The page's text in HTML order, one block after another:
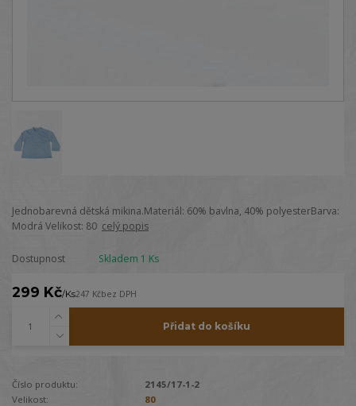
Jednobarevná dětská mikina.Materiál: 60% bavlna, 40% polyesterBarva:
Modrá Velikost: 80 celý popis
Dostupnost Skladem 1 Ks
299 Kč/Ks247 Kčbez DPH
Přidat do košíku
Číslo produktu:
2145/17-1-2
Velikost:
80